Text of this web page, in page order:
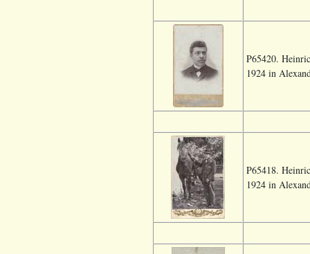
P65420.
1924 in
P65418.
1924 in